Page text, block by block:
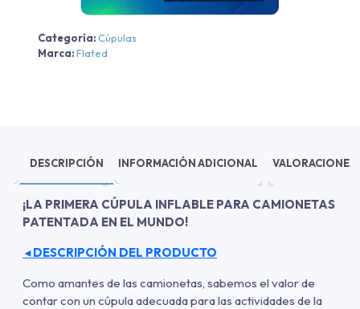
Categoría:Cúpulas
Marca:Flated
DESCRIPCIÓN INFORMACIÓN ADICIONAL VALORACIONES
¡LA PRIMERA CÚPULA INFLABLE PARA CAMIONETAS
PATENTADA EN EL MUNDO!
◄DESCRIPCIÓN DEL PRODUCTO
Como amantes de las camionetas, sabemos el valor de
contar con un cúpula adecuada para las actividades de la